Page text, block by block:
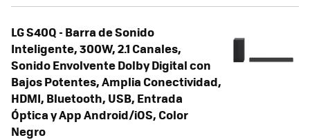
LG S40Q - Barra de Sonido
Inteligente, 300W, 2.1 Canales,
Sonido Envolvente Dolby Digital con
Bajos Potentes, Amplia Conectividad,
HDMI, Bluetooth, USB, Entrada
Óptica y App Android/iOS, Color
Negro